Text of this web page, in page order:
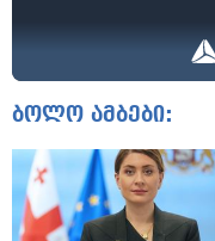
ბოლო ამბები: